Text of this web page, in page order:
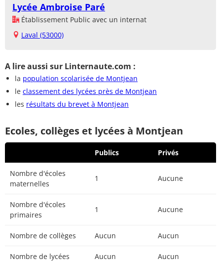
Lycée Ambroise Paré
Établissement Public avec un internat
Laval (53000)
A lire aussi sur Linternaute.com :
la population scolarisée de Montjean
le classement des lycées près de Montjean
les résultats du brevet à Montjean
Ecoles, collèges et lycées à Montjean
Publics Privés
Nombre d'écoles
maternelles
1 Aucune
Nombre d'écoles
primaires
1 Aucune
Nombre de collèges Aucun Aucun
Nombre de lycées Aucun Aucun